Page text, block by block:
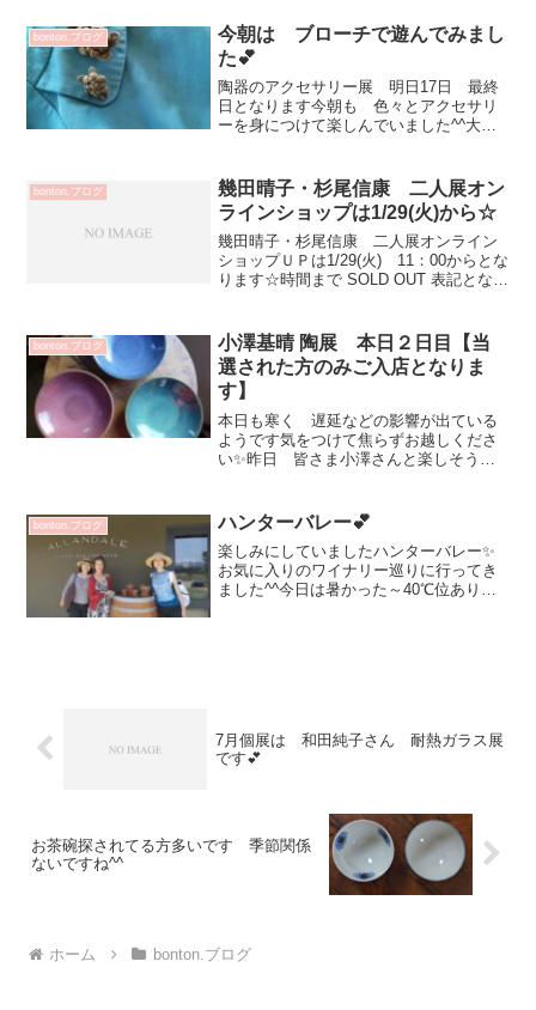
小鉢の蓋です^^野上さんのうつわ 見て
いると色々と使いたいシ...
bonton.ブログ
今朝は ブローチで遊んでみまし
た💕
陶器のアクセサリー展 明日17日 最終
日となります今朝も 色々とアクセサリ
ーを身につけて楽しんでいました^^大野
い💕コートの襟に✨松平彩子さんの ひ
らひらブローチコット...
bonton.ブログ
幾田晴子・杉尾信康 二人展オン
ラインショップは1/29(火)から☆
幾田晴子・杉尾信康 二人展オンライン
ショップＵＰは1/29(火) 11：00からとな
ります☆時間まで SOLD OUT 表記となっ
bonton.ブログ
小澤基晴 陶展 本日２日目【当
選された方のみご入店となりま
す】
本日も寒く 遅延などの影響が出ている
ようです気をつけて焦らずお越しくださ
い✨昨日 皆さま小澤さんと楽しそうに
り お待ちいただく事もございますスタ
ッフ出勤時 ご...
bonton.ブログ ハンターバレー💕
楽しみにしていましたハンターバレー✨
お気に入りのワイナリー巡りに行ってき
ました^^今日は暑かった～40℃位ありま
7月個展は 和田純子さん 耐熱ガラス展
です💕
お茶碗探されてる方多いです 季節関係
ないですね^^
ホーム bonton.ブログ